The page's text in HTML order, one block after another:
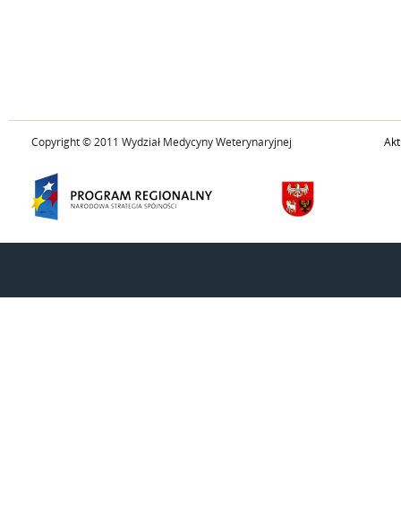
Copyright © 2011 Wydział Medycyny Weterynaryjnej